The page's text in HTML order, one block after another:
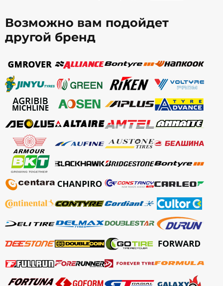
Возможно вам подойдет
другой бренд